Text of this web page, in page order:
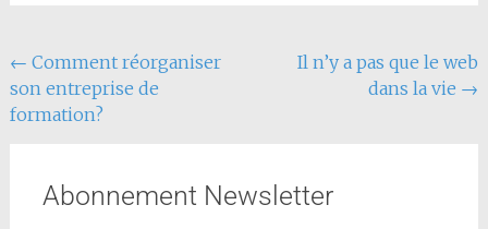
← Comment réorganiser
son entreprise de
formation?
Il n’y a pas que le web
dans la vie →
Abonnement Newsletter